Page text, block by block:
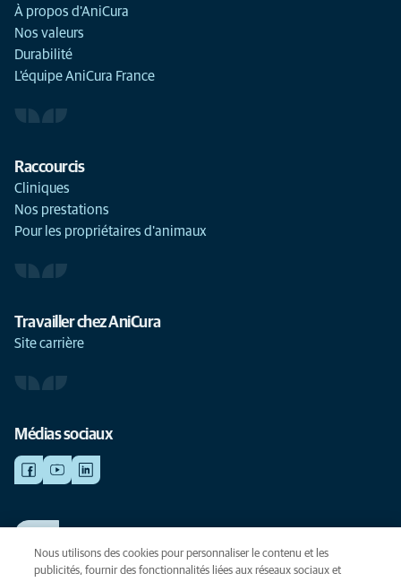
À propos d'AniCura
Nos valeurs
Durabilité
L'équipe AniCura France
Raccourcis
Cliniques
Nos prestations
Pour les propriétaires d'animaux
Travailler chez AniCura
Site carrière
Médias sociaux
Voir nos offres d'emploi
Nous utilisons des cookies pour personnaliser le contenu et les
publicités, fournir des fonctionnalités liées aux réseaux sociaux et